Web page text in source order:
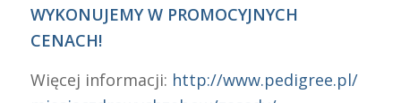
WYKONUJEMY W PROMOCYJNYCH
CENACH!
Więcej informacji: http://www.pedigree.pl/